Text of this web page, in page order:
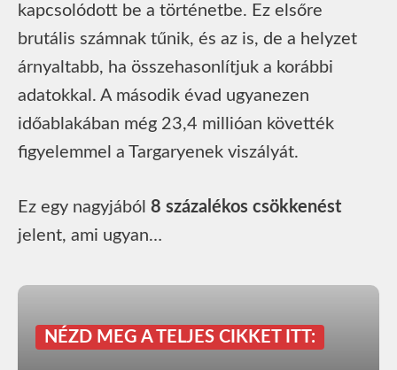
kapcsolódott be a történetbe. Ez elsőre
brutális számnak tűnik, és az is, de a helyzet
árnyaltabb, ha összehasonlítjuk a korábbi
adatokkal. A második évad ugyanezen
időablakában még 23,4 millióan követték
figyelemmel a Targaryenek viszályát.
Ez egy nagyjából 8 százalékos csökkenést
jelent, ami ugyan…
NÉZD MEG A TELJES CIKKET ITT: